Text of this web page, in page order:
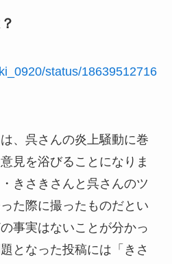
status/18639512716
、呉さんの炎上騒動に巻
見を浴びることになりま
きさきさんと呉さんのツ
た際に撮ったものだとい
事実はないことが分かっ
となった投稿には「きさ